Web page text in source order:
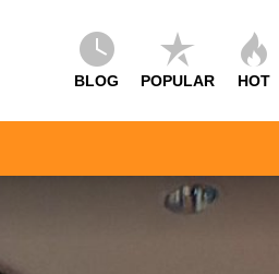
BLOG POPULAR HOT